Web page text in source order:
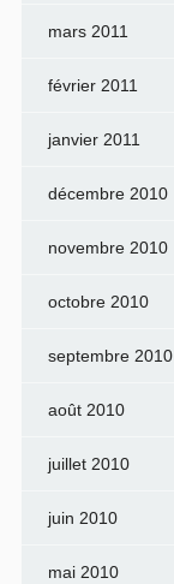
mars 2011
février 2011
janvier 2011
décembre 2010
novembre 2010
octobre 2010
septembre 2010
août 2010
juillet 2010
juin 2010
mai 2010